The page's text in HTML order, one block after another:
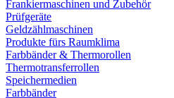
Frankiermaschinen und Zubehör
Prüfgeräte
Geldzählmaschinen
Produkte fürs Raumklima
Farbbänder & Thermorollen
Thermotransferrollen
Speichermedien
Farbbänder